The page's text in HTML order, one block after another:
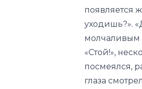
появляется
уходишь?».
молчаливым
«Стой!»,
посмеялся,
глаза